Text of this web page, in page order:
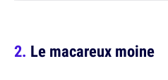
Le macareux moine